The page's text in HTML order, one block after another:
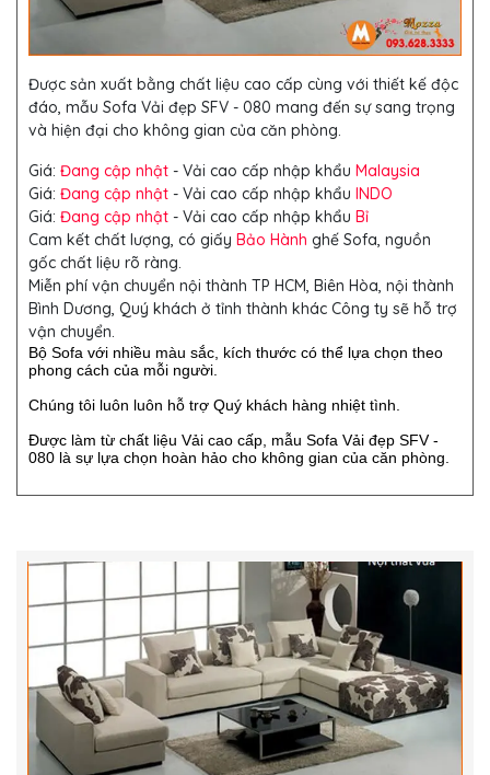
Được sản xuất bằng chất liệu cao cấp cùng với thiết kế độc
đáo, mẫu Sofa Vải đẹp SFV - 080 mang đến sự sang trọng
và hiện đại cho không gian của căn phòng.
Giá: Đang cập nhật - Vải cao cấp nhập khẩu Malaysia
Giá: Đang cập nhật - Vải cao cấp nhập khẩu INDO
Giá: Đang cập nhật - Vải cao cấp nhập khẩu Bỉ
Cam kết chất lượng, có giấy Bảo Hành ghế Sofa, nguồn
gốc chất liệu rõ ràng.
Miễn phí vận chuyển nội thành TP HCM, Biên Hòa, nội thành
Bình Dương, Quý khách ở tỉnh thành khác Công ty sẽ hỗ trợ
vận chuyển.
Bộ Sofa với nhiều màu sắc, kích thước có thể lựa chọn theo
phong cách của mỗi người.
Chúng tôi luôn luôn hỗ trợ Quý khách hàng nhiệt tình.
Được làm từ chất liệu Vải cao cấp, mẫu Sofa Vải đẹp SFV -
080 là sự lựa chọn hoàn hảo cho không gian của căn phòng.